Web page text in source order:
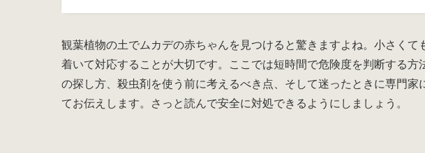
観葉植物の土でムカデの赤ちゃんを見つけると驚きますよね。小さくて
着いて対応することが大切です。ここでは短時間で危険度を判断する方
の探し方、殺虫剤を使う前に考えるべき点、そして迷ったときに専門家
てお伝えします。さっと読んで安全に対処できるようにしましょう。